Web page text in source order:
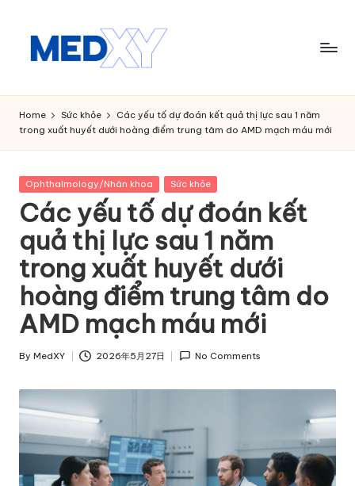
M
e
d
x
y
A
I
Home Sức khỏe
Các yếu tố dự đoán kết quả thị lực sau 1 năm
trong xuất huyết dưới hoàng điểm trung tâm do AMD mạch máu mới
Posted
Ophthalmology/Nhãn khoa Sức khỏe
Các yếu tố dự đoán kết
quả thị lực sau 1 năm
trong xuất huyết dưới
hoàng điểm trung tâm do
AMD mạch máu mới
Posted
By MedXY 2026年5月27日 No Comments